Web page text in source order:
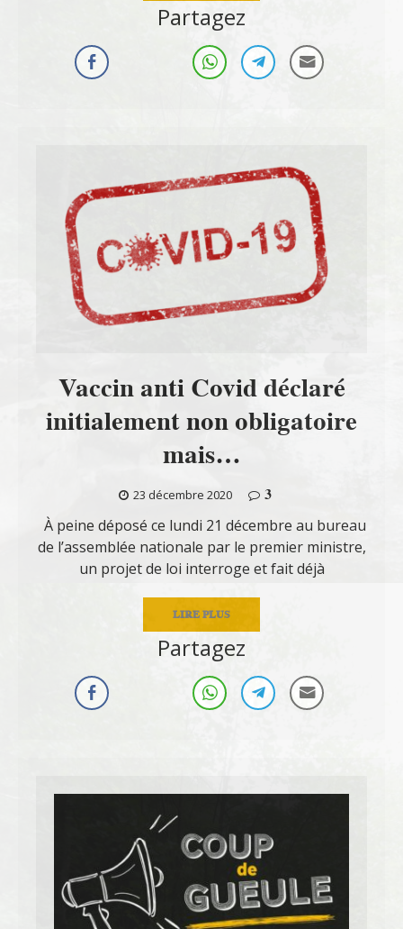
Partagez
Vaccin anti Covid déclaré
initialement non obligatoire
mais…
23 décembre 2020
3
À peine déposé ce lundi 21 décembre au bureau
de l’assemblée nationale par le premier ministre,
un projet de loi interroge et fait déjà
LIRE PLUS
Partagez